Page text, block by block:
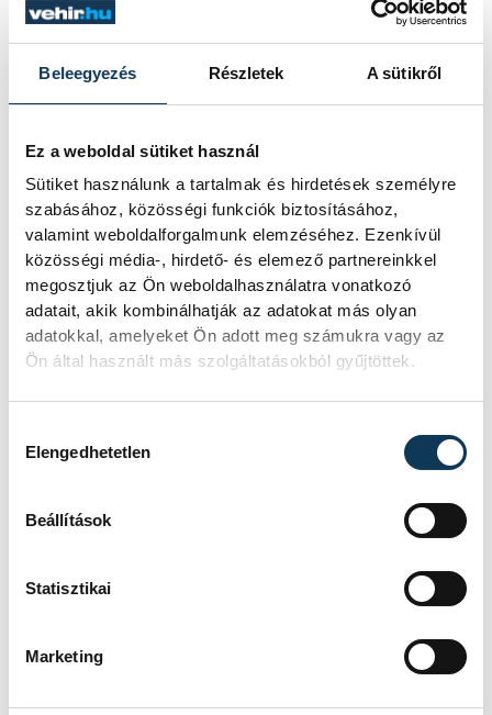
Beleegyezés Részletek A sütikről
Ez a weboldal sütiket használ
Sütiket használunk a tartalmak és hirdetések személyre
szabásához, közösségi funkciók biztosításához,
valamint weboldalforgalmunk elemzéséhez. Ezenkívül
közösségi média-, hirdető- és elemező partnereinkkel
megosztjuk az Ön weboldalhasználatra vonatkozó
adatait, akik kombinálhatják az adatokat más olyan
adatokkal, amelyeket Ön adott meg számukra vagy az
Ön által használt más szolgáltatásokból gyűjtöttek.
Elengedhetetlen
Beállítások
Statisztikai
Marketing
Szót ejtett még a Nemzeti
Vagyonvisszaszerzési és Védelmi Hivatal
illetve élesen bírálta Nagy Márton
gazdaságpolitikáját, ami szerinte
tönkretette az országot. Ugyanakkor a
logikamenetben itt már nem csatolt vissza
az adócsökkentési tervekhez, hiába
ütközik ellentmondásba a tönkretett
gazdaság és a drasztikus adócsökkentés
A fórumon résztvevők egyébként nem
tükrözték azt a habitust, ami az online
térben a kommentmezőkben szokványos
és amit Magyar Péter retorikája tovább
erősített, nyugodtan viselkedtek és